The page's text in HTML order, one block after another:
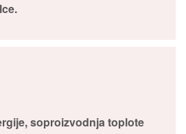
soproizvodnja toplote